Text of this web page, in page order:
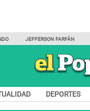
JEFFERSON FARFÁN
DEPORTES